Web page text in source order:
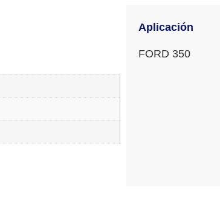
Aplicación
FORD 350